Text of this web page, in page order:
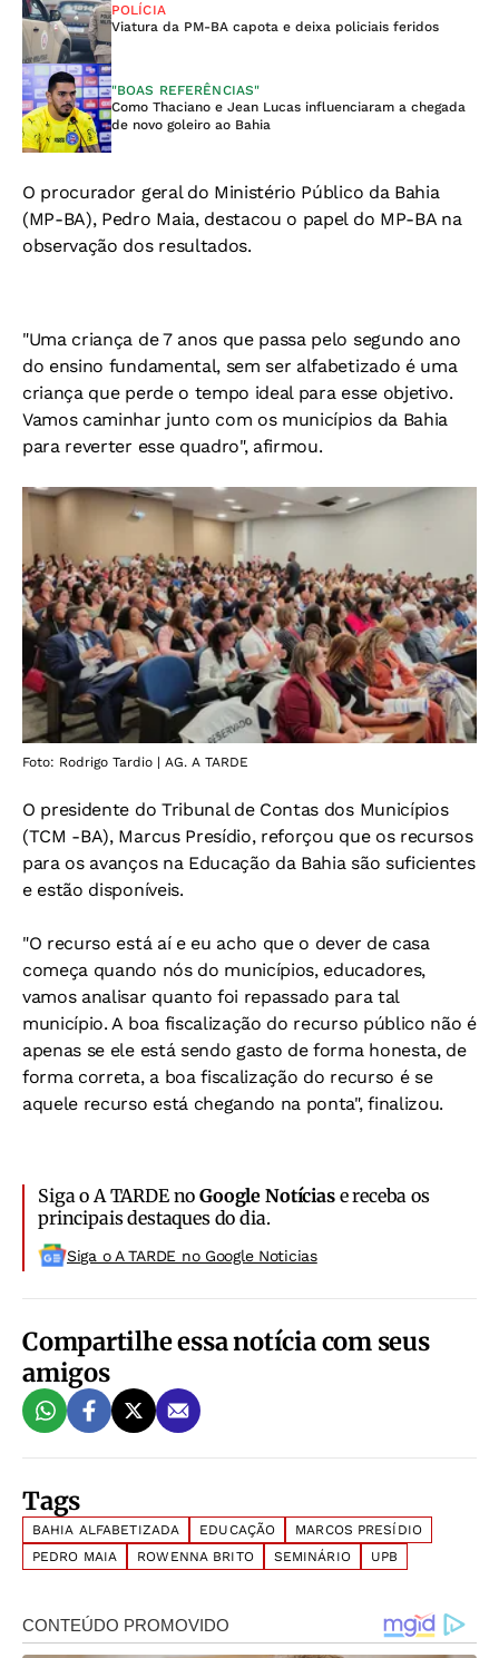
POLÍCIA
Viatura da PM-BA capota e deixa policiais feridos
"BOAS REFERÊNCIAS"
Como Thaciano e Jean Lucas influenciaram a chegada
de novo goleiro ao Bahia
O procurador geral do Ministério Público da Bahia
(MP-BA), Pedro Maia, destacou o papel do MP-BA na
observação dos resultados.
"Uma criança de 7 anos que passa pelo segundo ano
do ensino fundamental, sem ser alfabetizado é uma
criança que perde o tempo ideal para esse objetivo.
Vamos caminhar junto com os municípios da Bahia
para reverter esse quadro", afirmou.
Foto: Rodrigo Tardio | AG. A TARDE
O presidente do Tribunal de Contas dos Municípios
(TCM -BA), Marcus Presídio, reforçou que os recursos
para os avanços na Educação da Bahia são suficientes
e estão disponíveis.
"O recurso está aí e eu acho que o dever de casa
começa quando nós do municípios, educadores,
vamos analisar quanto foi repassado para tal
município. A boa fiscalização do recurso público não é
apenas se ele está sendo gasto de forma honesta, de
forma correta, a boa fiscalização do recurso é se
aquele recurso está chegando na ponta", finalizou.
Siga o A TARDE noGoogle Notíciase receba os
principais destaques do dia.
Siga o A TARDE no Google Noticias
Compartilhe essa notícia com seus
amigos
Tags
BAHIA ALFABETIZADA EDUCAÇÃO
MARCOS PRESÍDIO
PEDRO MAIA
ROWENNA BRITO SEMINÁRIO UPB